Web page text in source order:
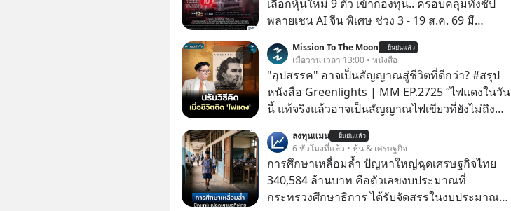
เลือกหุ้นใหม่ 9 ตัว เข้ากองทุน.. ครอบคลุมทั้งซัป
พลายเชน AI จีน พิเศษ ช่วง 3 - 19 ส.ค. 69 มี
บาทขึ้นไป ฟรีค่าธรรมเนียมซื้อ
Mission To The Moon ยืนยันแล้ว
เมื่อวาน เวลา 13:00 • หนังสือ
"อุปสรรค" อาจเป็นสัญญาณสู่ชีวิตที่ดีกว่า? #สรุป
หนังสือ Greenlights | MM EP.2725 “ไฟแดงในวัน
นี้ แท้จริงแล้วอาจเป็นสัญญาณไฟเขียวที่ยังไม่ถึง
หนึ่ง เคยปฏิเสธเงินค่าตัวหนังรอมคอมที่สูงถึง 14.5
ล้านดอลลาร์ (หรือราว 500 ล้านบาท) เพียงเพราะ
เขาไม่อยากขังตัวเองไว้ในกล่องเดิมๆ ผลที่ตามมา
คือ โทรศัพท์ของเขากลายเป็นความเงียบสนิทนาน
ลงทุนแมน ยืนยันแล้ว
6 ชั่วโมงที่แล้ว • หุ้น & เศรษฐกิจ
การศึกษาเหลื่อมล้ำ ปัญหาใหญ่ฉุดเศรษฐกิจไทย
340,584 ล้านบาท คือตัวเลขงบประมาณที่
กระทรวงศึกษาธิการ ได้รับจัดสรรในงบประมาณ